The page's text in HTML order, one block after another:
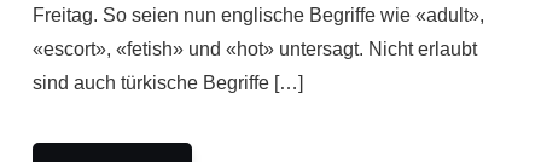
Freitag. So seien nun englische Begriffe wie «adult»,
«escort», «fetish» und «hot» untersagt. Nicht erlaubt
sind auch türkische Begriffe […]